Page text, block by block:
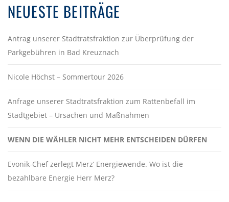
NEUESTE BEITRÄGE
Antrag unserer Stadtratsfraktion zur Überprüfung der
Parkgebühren in Bad Kreuznach
Nicole Höchst – Sommertour 2026
Anfrage unserer Stadtratsfraktion zum Rattenbefall im
Stadtgebiet – Ursachen und Maßnahmen
WENN DIE WÄHLER NICHT MEHR ENTSCHEIDEN DÜRFEN
Evonik-Chef zerlegt Merz‘ Energiewende. Wo ist die
bezahlbare Energie Herr Merz?